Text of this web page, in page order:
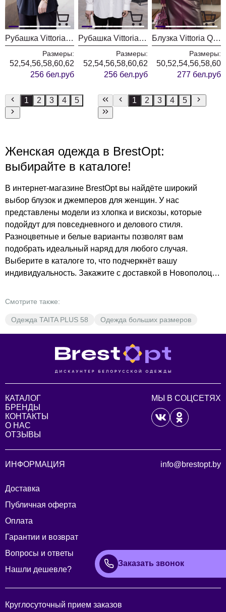
Рубашка Vittoria Queen 30273/1 черная
Размеры:
52,54,56,58,60,62
256 бел.руб
Рубашка Vittoria Queen 30273 молочный
Размеры:
52,54,56,58,60,62
256 бел.руб
Блузка Vittoria Queen 30103/3 бургунди
Размеры:
50,52,54,56,58,60
277 бел.руб
1 2 3 4 5 1 2 3 4 5
Женская одежда в BrestOpt:
выбирайте в каталоге!
В интернет-магазине BrestOpt вы найдёте широкий
выбор блузок и джемперов для женщин. У нас
представлены модели из хлопка и вискозы, которые
подойдут для повседневного и делового стиля.
Разноцветные и белые варианты позволят вам
подобрать идеальный наряд для любого случая.
Выберите в каталоге то, что подчеркнёт вашу
индивидуальность. Закажите с доставкой в Новополоцк
Не упустите шанс приобрести качественную одежду по
Смотрите также:
Одежда TAITA PLUS 58 Одежда больших размеров
КАТАЛОГ
БРЕНДЫ
КОНТАКТЫ
О НАС
ОТЗЫВЫ
МЫ В СОЦСЕТЯХ
ИНФОРМАЦИЯ
Доставка
Публичная оферта
Оплата
Гарантии и возврат
Вопросы и ответы
Нашли дешевле?
info@brestopt.by
Заказать звонок
Круглосуточный прием заказов